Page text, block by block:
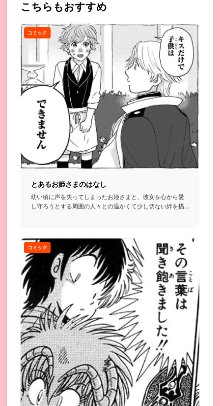
こちらもおすすめ
コミック
とあるお姫さまのはなし
幼い頃に声を失ってしまったお姫さまと、彼女を心から愛
し守ろうとする周囲の人々との温かくて少し切ない絆を描
コミック